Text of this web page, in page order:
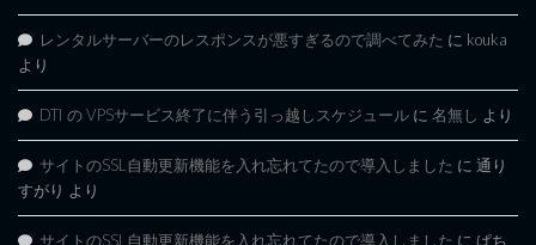
レンタルサーバーのレスポンスが悪すぎるので調べてみた に kouka
より
DTI の VPSサービス終了に伴う引っ越しスケジュール に 名無し より
サイトのSSL自動更新機能を入れ忘れてたので導入しました に 通り
すがり より
サイトのSSL自動更新機能を入れ忘れてたので導入しました に ぱち